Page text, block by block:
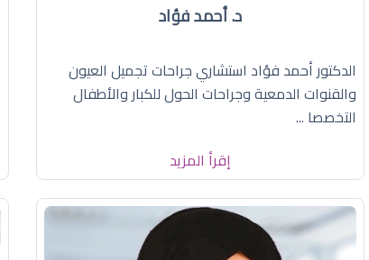
د. أحمد فؤاد
الدكتور أحمد فؤاد استشاري جراحات تجميل العيون
والقنوات الدمعية وجراحات الحول للكبار والأطفال
التخصصا ...
إقرأ المزيد